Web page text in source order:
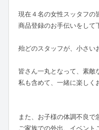
現在４名の女性スッタフの
商品登録のお手伝いをして
殆どのスタッフが、小さい
皆さん一丸となって、素敵
私も含めて、一緒に楽し
また、お子様の体調不良で
ご家族での外出、イベント